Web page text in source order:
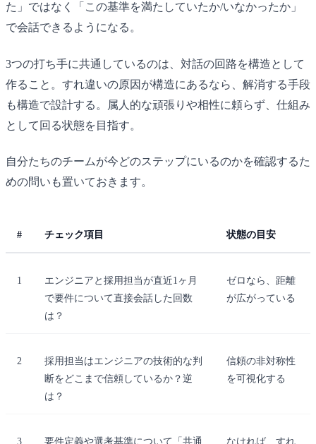
た」ではなく「この基準を満たしていたか/いなかったか」
で会話できるようになる。
3つの打ち手に共通しているのは、対話の回路を構造として
作ること。すれ違いの原因が構造にあるなら、解消する手段
も構造で設計する。属人的な頑張りや相性に頼らず、仕組み
として回る状態を目指す。
自分たちのチームが今どのステップにいるのかを確認するた
めの問いも置いておきます。
# チェック項目 状態の目安
1
エンジニアと採用担当が直近1ヶ月
で要件について直接会話した回数
は？
ゼロなら、距離
が広がっている
2
採用担当はエンジニアの技術的な判
断をどこまで信頼しているか？逆
は？
信頼の非対称性
を可視化する
3 要件定義や選考基準について「共通 なければ、すれ